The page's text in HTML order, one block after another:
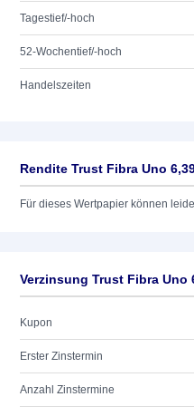
Tagestief/-hoch
52-Wochentief/-hoch
Handelszeiten
Rendite Trust Fibra Uno
Für dieses Wertpapier können
Verzinsung Trust Fibra Uno
Kupon
Erster Zinstermin
Anzahl Zinstermine